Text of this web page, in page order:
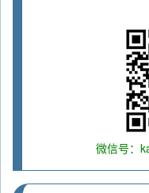
微信号：